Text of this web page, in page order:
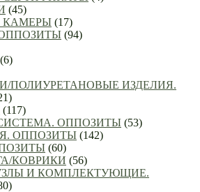
(45)
(17)
(94)
(6)
ПОЛИУРЕТАНОВЫЕ ИЗДЕЛИЯ.
(117)
ОППОЗИТЫ (53)
ОППОЗИТЫ (142)
(60)
КОВРИКИ (56)
И КОМПЛЕКТУЮЩИЕ.